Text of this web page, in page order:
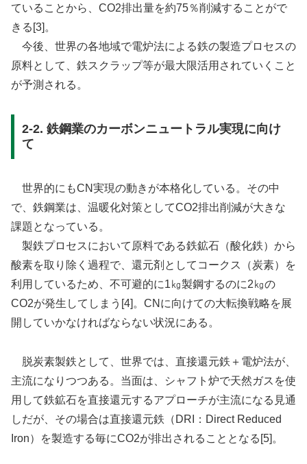
ていることから、CO2排出量を約75％削減することがで
きる[3]。
今後、世界の各地域で電炉法による鉄の製造プロセスの
原料として、鉄スクラップ等が最大限活用されていくこと
が予測される。
2-2. 鉄鋼業のカーボンニュートラル実現に向け
て
世界的にもCN実現の動きが本格化している。その中
で、鉄鋼業は、温暖化対策としてCO2排出削減が大きな
課題となっている。
製鉄プロセスにおいて原料である鉄鉱石（酸化鉄）から
酸素を取り除く過程で、還元剤としてコークス（炭素）を
利用しているため、不可避的に1㎏製鋼するのに2㎏の
CO2が発生してしまう[4]。CNに向けての大転換戦略を展
開していかなければならない状況にある。
脱炭素製鉄として、世界では、直接還元鉄＋電炉法が、
主流になりつつある。当面は、シャフト炉で天然ガスを使
用して鉄鉱石を直接還元するアプローチが主流になる見通
しだが、その場合は直接還元鉄（DRI：Direct Reduced
Iron）を製造する毎にCO2が排出されることとなる[5]。